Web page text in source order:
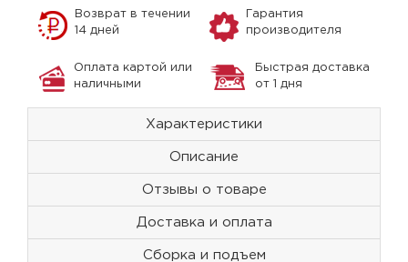
Возврат в течении
14 дней
Гарантия
производителя
Оплата картой или
наличными
Быстрая доставка
от 1 дня
Характеристики
Описание
Отзывы о товаре
Доставка и оплата
Сборка и подъем